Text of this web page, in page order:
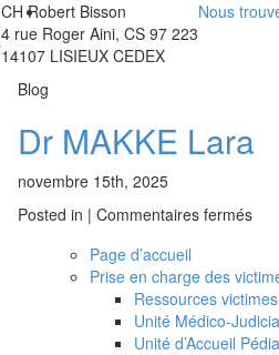
CH Robert Bisson
4 rue Roger Aini, CS 97 223
14107 LISIEUX CEDEX
Nous
Blog
Dr MAKKE Lara
novembre 15th, 2025
Posted in | Commentaires ferméssur
Page d’accueil
Prise en charge des
Ressources
Unité Médico-
Unité d’Accueil